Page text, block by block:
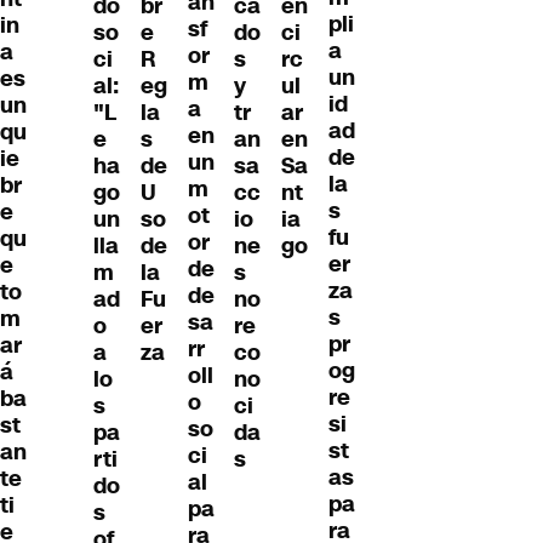
in
a
es
un
qu
ie
br
e
qu
e
to
m
ar
á
ba
st
an
te
ti
e
so
ci
al:
"L
e
ha
go
un
lla
m
ad
o
a
lo
s
pa
rti
do
s
e
R
eg
la
s
de
U
so
de
la
Fu
er
za
sf
or
m
a
en
un
m
ot
or
de
de
sa
rr
oll
o
so
ci
al
pa
ra
do
s
y
tr
an
sa
cc
io
ne
s
no
re
co
no
ci
da
s
en
ci
rc
ul
ar
en
Sa
nt
ia
go
pli
a
un
id
ad
de
la
s
fu
er
za
s
pr
og
re
si
st
as
pa
ra